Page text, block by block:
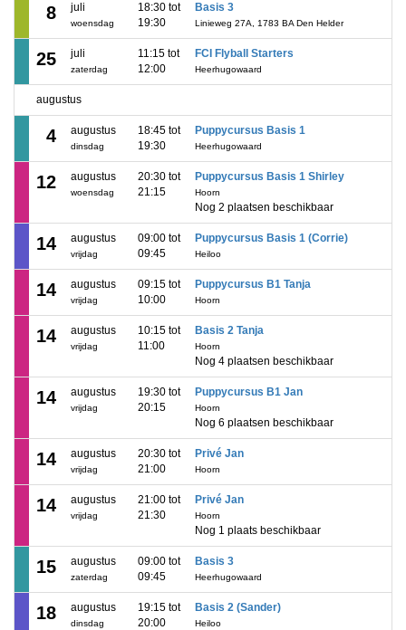
8 juli
woensdag
18:30 tot
19:30
Basis 3
Linieweg 27A, 1783 BA Den Helder
25 juli
zaterdag
11:15 tot
12:00
FCI Flyball Starters
Heerhugowaard
augustus
4 augustus
dinsdag
18:45 tot
19:30
Puppycursus Basis 1
Heerhugowaard
12 augustus
woensdag
20:30 tot
21:15
Puppycursus Basis 1 Shirley
Hoorn
Nog 2 plaatsen beschikbaar
14 augustus
vrijdag
09:00 tot
09:45
Puppycursus Basis 1 (Corrie)
Heiloo
14 augustus
vrijdag
09:15 tot
10:00
Puppycursus B1 Tanja
Hoorn
14 augustus
vrijdag
10:15 tot
11:00
Basis 2 Tanja
Hoorn
Nog 4 plaatsen beschikbaar
14 augustus
vrijdag
19:30 tot
20:15
Puppycursus B1 Jan
Hoorn
Nog 6 plaatsen beschikbaar
14 augustus
vrijdag
20:30 tot
21:00
Privé Jan
Hoorn
14 augustus
vrijdag
21:00 tot
21:30
Privé Jan
Hoorn
Nog 1 plaats beschikbaar
15 augustus
zaterdag
09:00 tot
09:45
Basis 3
Heerhugowaard
18 augustus
dinsdag
19:15 tot
20:00
Basis 2 (Sander)
Heiloo